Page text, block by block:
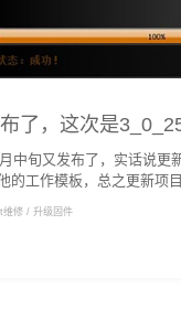
了，这次是
中旬又发布了，实话说
的工作模板，总之更新
维修/ 升级固件